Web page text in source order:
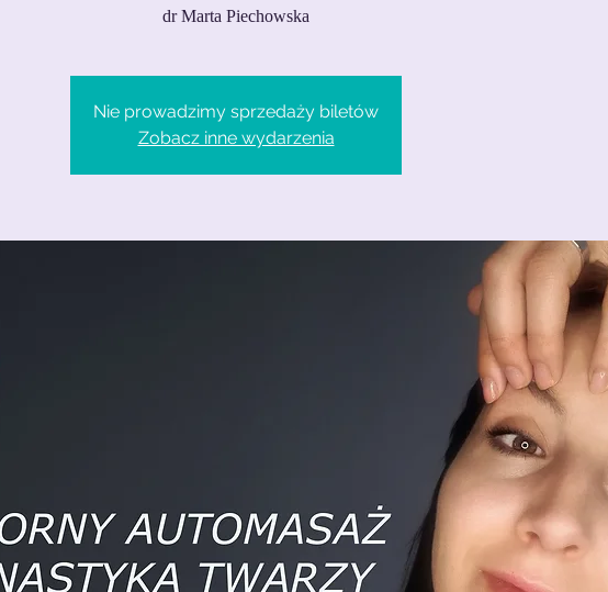
dr Marta Piechowska
Nie prowadzimy sprzedaży biletów
Zobacz inne wydarzenia